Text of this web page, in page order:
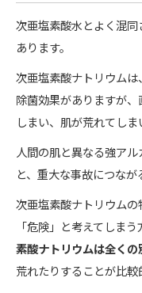
次亜塩素酸水とよく混
あります。
次亜塩素酸ナトリウムは
除菌効果がありますが
しまい、肌が荒れてしま
人間の肌と異なる強ア
と、重大な事故につなが
次亜塩素酸ナトリウム
「危険」と考えてしまう
素酸ナトリウムは全くの
荒れたりすることが比較